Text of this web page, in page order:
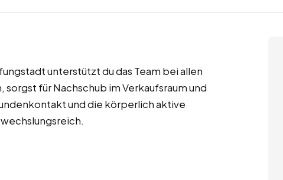
unterstützt du das Team bei allen
für Nachschub im Verkaufsraum und
und die körperlich aktive